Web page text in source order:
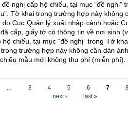
nghị cấp hộ chiếu, tại mục “đề nghị”
Tờ khai trong trường hợp này không
Cục Quản lý xuất nhập cảnh hoặc
cấp, giấy tờ có thông tin về nơi sinh
chiếu, tại mục “đề nghị” trong Tờ
trường hợp này không cần dán
mẫu mới không thu phí (miễn phí).
… 3 4 5 6 7
next ›
last »